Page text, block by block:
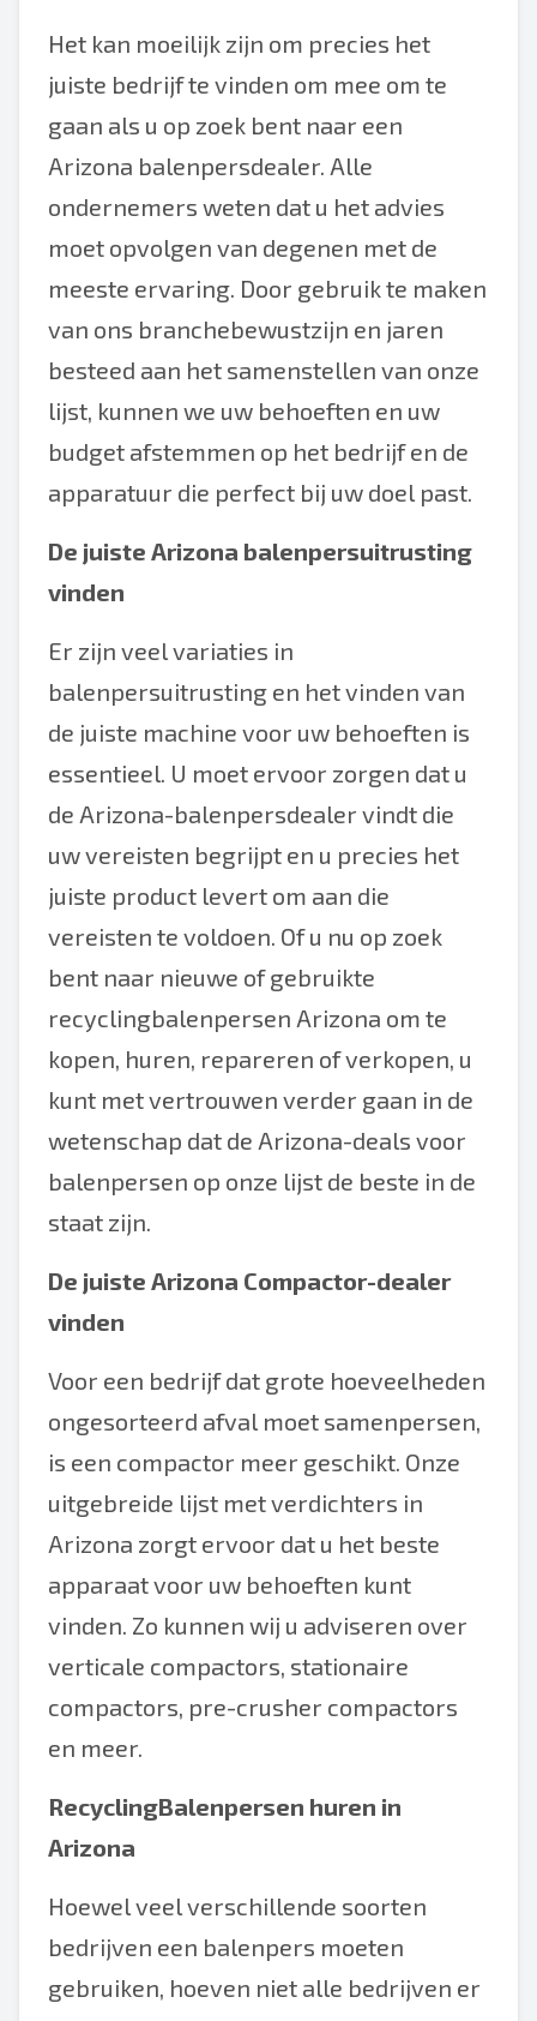
Het kan moeilijk zijn om precies het
juiste bedrijf te vinden om mee om te
gaan als u op zoek bent naar een
Arizona balenpersdealer. Alle
ondernemers weten dat u het advies
moet opvolgen van degenen met de
meeste ervaring. Door gebruik te maken
van ons branchebewustzijn en jaren
besteed aan het samenstellen van onze
lijst, kunnen we uw behoeften en uw
budget afstemmen op het bedrijf en de
apparatuur die perfect bij uw doel past.
De juiste Arizona balenpersuitrusting
vinden
Er zijn veel variaties in
balenpersuitrusting en het vinden van
de juiste machine voor uw behoeften is
essentieel. U moet ervoor zorgen dat u
de Arizona-balenpersdealer vindt die
uw vereisten begrijpt en u precies het
juiste product levert om aan die
vereisten te voldoen. Of u nu op zoek
bent naar nieuwe of gebruikte
recyclingbalenpersen Arizona om te
kopen, huren, repareren of verkopen, u
kunt met vertrouwen verder gaan in de
wetenschap dat de Arizona-deals voor
balenpersen op onze lijst de beste in de
staat zijn.
De juiste Arizona Compactor-dealer
vinden
Voor een bedrijf dat grote hoeveelheden
ongesorteerd afval moet samenpersen,
is een compactor meer geschikt. Onze
uitgebreide lijst met verdichters in
Arizona zorgt ervoor dat u het beste
apparaat voor uw behoeften kunt
vinden. Zo kunnen wij u adviseren over
verticale compactors, stationaire
compactors, pre-crusher compactors
en meer.
RecyclingBalenpersen huren in
Arizona
Hoewel veel verschillende soorten
bedrijven een balenpers moeten
gebruiken, hoeven niet alle bedrijven er